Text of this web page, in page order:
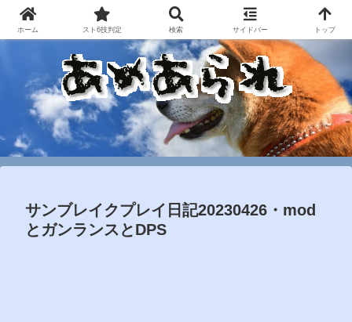
サンブレイクプレイ日記20230426・mod
とガンランスとDPS
ホーム スト6技判定 検索 サイドバー トップ